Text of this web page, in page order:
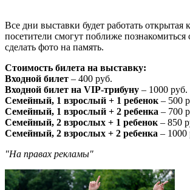
Все дни выставки будет работать открытая
посетители смогут поближе
сделать фото на память.
Стоимость билета на выставку:
Входной билет – 400 руб.
Входной билет на VIP-трибуну – 1000 руб.
Семейный, 1 взрослый + 1 ребенок – 500
Семейный, 1 взрослый + 2 ребенка – 700
Семейный, 2 взрослых + 1 ребенок – 850
Семейный, 2 взрослых + 2 ребенка – 1000
"На правах рекламы"